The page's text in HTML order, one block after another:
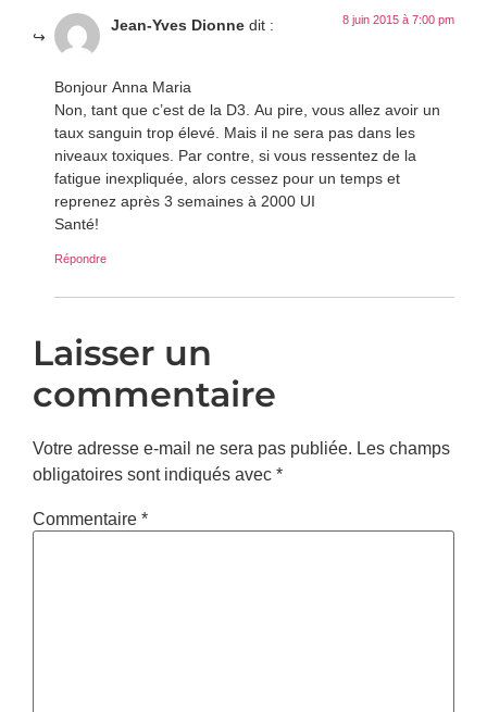
Jean-Yves Dionne dit : 8 juin 2015 à 7:00 pm
Bonjour Anna Maria
Non, tant que c’est de la D3. Au pire, vous allez avoir un
taux sanguin trop élevé. Mais il ne sera pas dans les
niveaux toxiques. Par contre, si vous ressentez de la
fatigue inexpliquée, alors cessez pour un temps et
reprenez après 3 semaines à 2000 UI
Santé!
Répondre
Laisser un
commentaire
Votre adresse e-mail ne sera pas publiée. Les champs
obligatoires sont indiqués avec*
Commentaire*